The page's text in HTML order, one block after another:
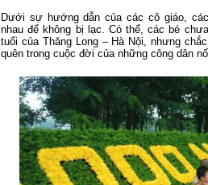
Dưới sự hướng dẫn của các cô giáo,
nhau để không bị lạc. Có thể, các bé
tuổi của Thăng Long – Hà Nội, nhưng
quên trong cuộc đời của những công dân